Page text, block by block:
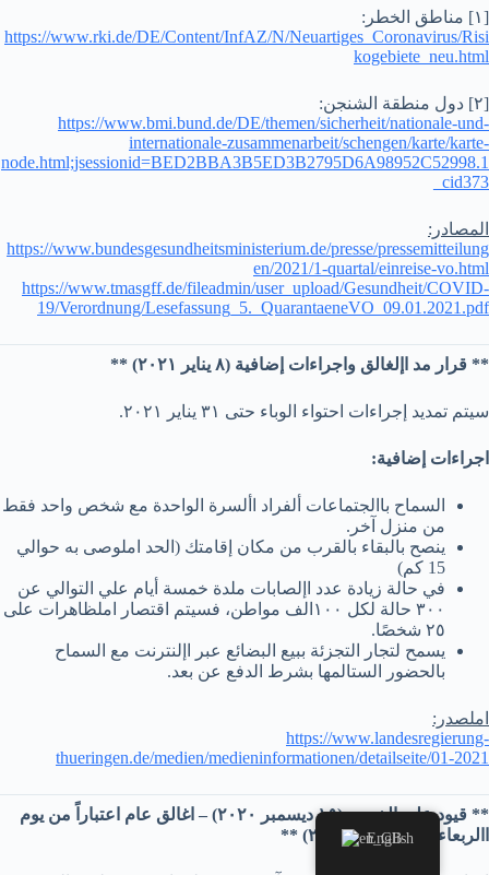
[١] مناطق الخطر:
https://www.rki.de/DE/Content/InfAZ/N/Neuartiges_Coronavirus/Risi
kogebiete_neu.html
[٢] دول منطقة الشنجن:
https://www.bmi.bund.de/DE/themen/sicherheit/nationale-und-
internationale-zusammenarbeit/schengen/karte/karte-
node.html;jsessionid=BED2BBA3B5ED3B2795D6A98952C52998.1
_cid373
المصادر:
https://www.bundesgesundheitsministerium.de/presse/pressemitteilung
en/2021/1-quartal/einreise-vo.html
https://www.tmasgff.de/fileadmin/user_upload/Gesundheit/COVID-
19/Verordnung/Lesefassung_5._QuarantaeneVO_09.01.2021.pdf
** قرار مد اإلغالق واجراءات إضافية (٨ يناير ٢٠٢١) **
سيتم تمديد إجراءات احتواء الوباء حتى ٣١ يناير ٢٠٢١.
اجراءات إضافية:
السماح باالجتماعات ألفراد األسرة الواحدة مع شخص واحد فقط
من منزل آخر.
ينصح بالبقاء بالقرب من مكان إقامتك (الحد املوصى به حوالي
15 كم)
في حالة زيادة عدد اإلصابات ملدة خمسة أيام علي التوالي عن
٣٠٠ حالة لكل ١٠٠الف مواطن، فسيتم اقتصار املظاهرات على
٢٥ شخصًا.
يسمح لتجار التجزئة ببيع البضائع عبر اإلنترنت مع السماح
بالحضور الستالمها بشرط الدفع عن بعد.
املصدر:
https://www.landesregierung-
thueringen.de/medien/medieninformationen/detailseite/01-2021
** قيود علي الخروج (١٥ ديسمبر ٢٠٢٠) – اغالق عام اعتباراً من يوم
االربعاء (١٦ ديسمبر ٢٠٢٠) **
English